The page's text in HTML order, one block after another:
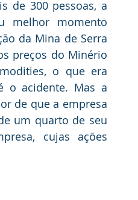
de 300 pessoas, a
melhor momento
da Mina de Serra
preços do Minério
o que era
o acidente. Mas a
de que a empresa
um quarto de seu
cujas ações